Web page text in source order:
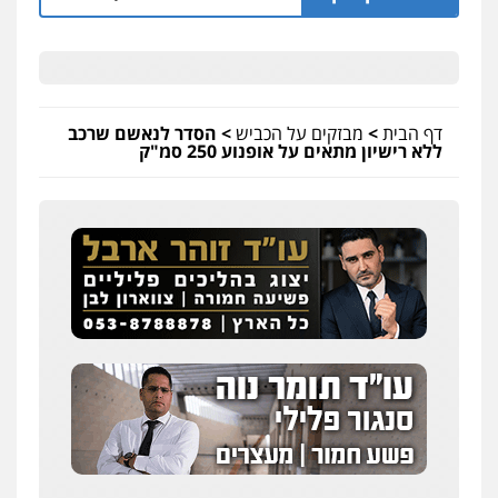
דף הבית> מבזקים על הכביש> הסדר לנאשם שרכב
ללא רישיון מתאים על אופנוע 250 סמ"ק